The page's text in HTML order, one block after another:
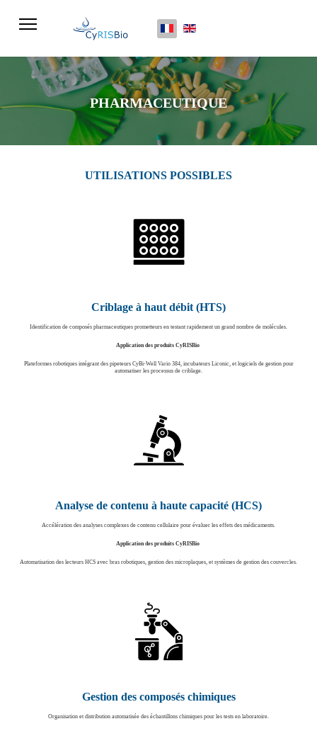
Sélectionnez votre langue
PHARMACEUTIQUE
UTILISATIONS POSSIBLES
Criblage à haut débit (HTS)
Identification de composés pharmaceutiques prometteurs en testant rapidement un grand nombre de molécules.
Application des produits CyRISBio
Plateformes robotiques intégrant des pipeteurs CyBi-Well Vario 384, incubateurs Liconic, et logiciels de gestion pour
automatiser les processus de criblage.
Analyse de contenu à haute capacité (HCS)
Accélération des analyses complexes de contenu cellulaire pour évaluer les effets des médicaments.
Application des produits CyRISBio
Automatisation des lecteurs HCS avec bras robotiques, gestion des microplaques, et systèmes de gestion des couvercles.
Gestion des composés chimiques
Organisation et distribution automatisée des échantillons chimiques pour les tests en laboratoire.